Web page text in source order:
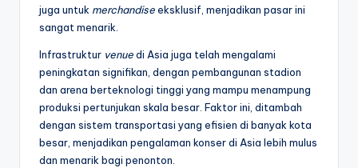
juga untuk merchandiseeksklusif, menjadikan pasar ini
sangat menarik.
Infrastruktur venuedi Asia juga telah mengalami
peningkatan signifikan, dengan pembangunan stadion
dan arena berteknologi tinggi yang mampu menampung
produksi pertunjukan skala besar. Faktor ini, ditambah
dengan sistem transportasi yang efisien di banyak kota
besar, menjadikan pengalaman konser di Asia lebih mulus
dan menarik bagi penonton.